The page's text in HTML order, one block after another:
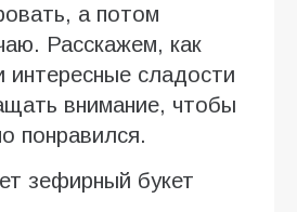
а потом
Расскажем, как
интересные сладости
внимание, чтобы
понравился.
зефирный букет